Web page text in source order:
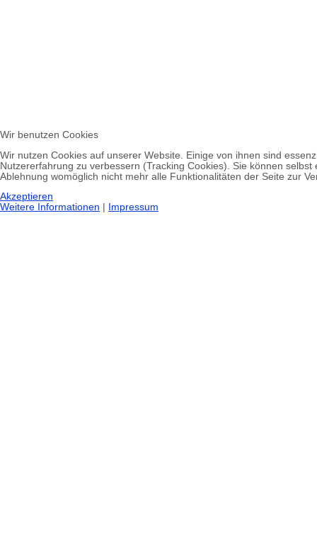
Wir benutzen Cookies
Wir nutzen Cookies auf unserer Website. Einige von ihnen sind
Nutzererfahrung zu verbessern (Tracking Cookies). Sie können
Ablehnung womöglich nicht mehr alle Funktionalitäten der Seite zur
Akzeptieren
Weitere Informationen
Impressum